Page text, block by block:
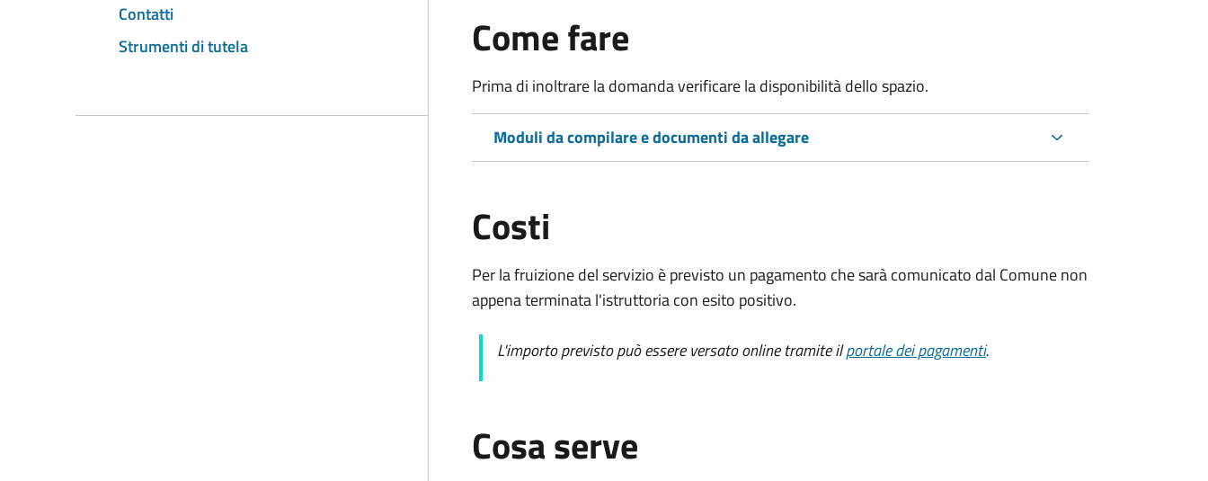
Contatti
Strumenti di tutela
Come fare
Prima di inoltrare la domanda verificare la disponibilità dello spazio.
Moduli da compilare e documenti da allegare
Costi
Per la fruizione del servizio è previsto un pagamento che sarà comunicato dal Comune non
appena terminata l'istruttoria con esito positivo.
L'importo previsto può essere versato online tramite ilportale dei pagamenti.
Cosa serve